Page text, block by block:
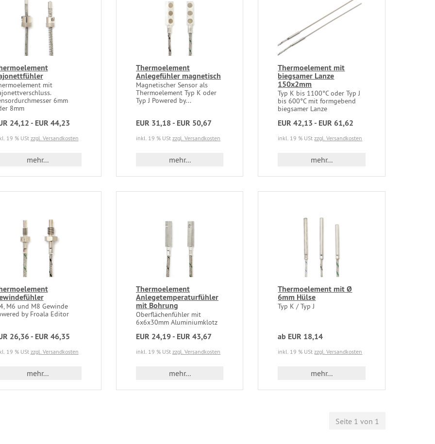
mit
6mm
8mm
24,12 - EUR 44,23
19 % USt zzgl. Versandkosten
mehr...
Thermoelement
Anlegefühler magnetisch
Magnetischer Sensor als
Thermoelement Typ K oder
Typ J Powered by...
EUR 31,18 - EUR 50,67
inkl. 19 % USt zzgl. Versandkosten
mehr...
Thermoelement mit
biegsamer Lanze
150x2mm
Typ K bis 1100°C oder Typ J
bis 600°C mit formgebend
biegsamer Lanze
EUR 42,13 - EUR 61,62
inkl. 19 % UStzzgl. Versandkosten
mehr...
M6 und M8 Gewinde
by Froala Editor
26,36 - EUR 46,35
19 % USt zzgl. Versandkosten
mehr...
Thermoelement
Anlegetemperaturfühler
mit Bohrung
Oberflächenfühler mit
6x6x30mm Aluminiumklotz
EUR 24,19 - EUR 43,67
inkl. 19 % USt zzgl. Versandkosten
mehr...
Thermoelement mit Ø
6mm Hülse
Typ K / Typ J
ab EUR 18,14
inkl. 19 % UStzzgl. Versandkosten
mehr...
Seite 1 von 1